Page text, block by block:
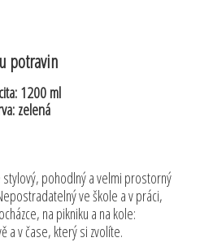
potravin
1200 ml
zelená
pohodlný a velmi prostorný
ve škole a v práci,
na pikniku a na kole:
a v čase, který si zvolíte.